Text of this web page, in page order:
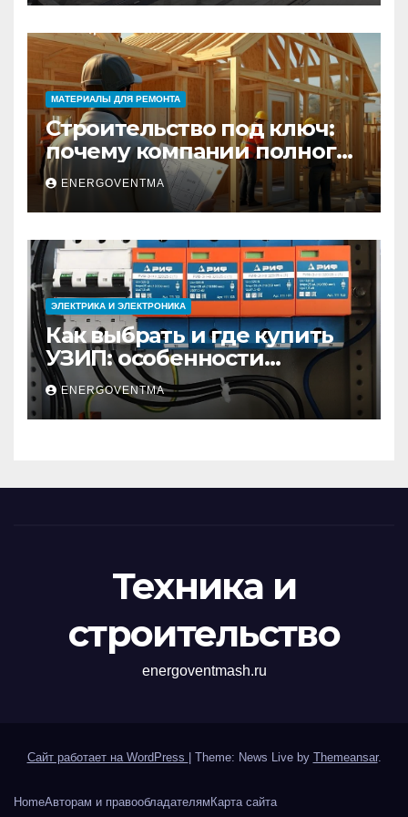
МАТЕРИАЛЫ ДЛЯ РЕМОНТА
Строительство под ключ:
почему компании полного
цикла меняют рынок
недвижимости
ENERGOVENTMA
ЭЛЕКТРИКА И ЭЛЕКТРОНИКА
Как выбрать и где купить
УЗИП: особенности
устройств защиты от
импульсных
перенапряжений
ENERGOVENTMA
Техника и
строительство
energoventmash.ru
Сайт работает на WordPress Theme: News Live by Themeansar.
HomeАвторам и правообладателям Карта сайта